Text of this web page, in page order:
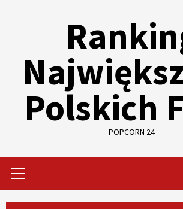
Polskich
POPCORN 24
Menu